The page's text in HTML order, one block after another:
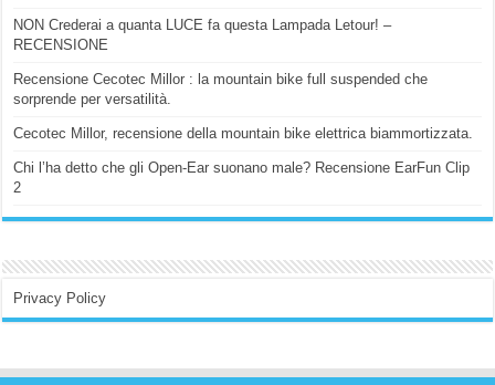
NON Crederai a quanta LUCE fa questa Lampada Letour! –
RECENSIONE
Recensione Cecotec Millor : la mountain bike full suspended che
sorprende per versatilità.
Cecotec Millor, recensione della mountain bike elettrica biammortizzata.
Chi l’ha detto che gli Open-Ear suonano male? Recensione EarFun Clip
2
Privacy Policy